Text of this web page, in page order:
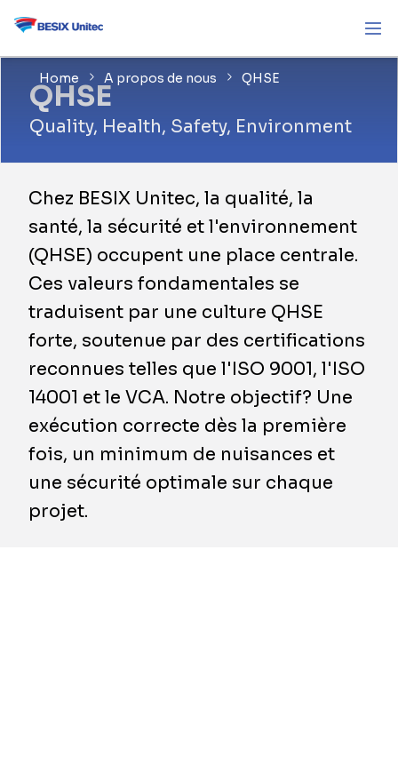
Home A propos de nous QHSE
QHSE
Quality, Health, Safety, Environment
Chez BESIX Unitec, la qualité, la
santé, la sécurité et l'environnement
(QHSE) occupent une place centrale.
Ces valeurs fondamentales se
traduisent par une culture QHSE
forte, soutenue par des certifications
reconnues telles que l'ISO 9001, l'ISO
14001 et le VCA. Notre objectif? Une
exécution correcte dès la première
fois, un minimum de nuisances et
une sécurité optimale sur chaque
projet.